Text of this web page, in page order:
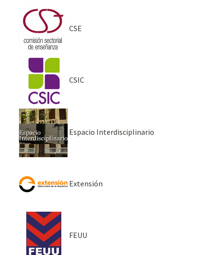
CSE
CSIC
Espacio Interdisciplinario
Extensión
FEUU